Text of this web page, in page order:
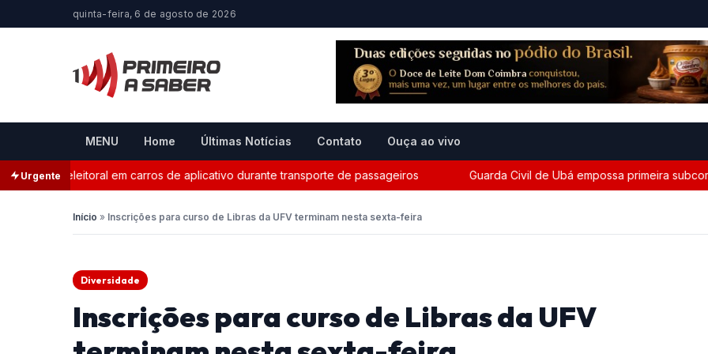
quinta-feira, 6 de agosto de 2026
MENU Home Últimas Notícias Contato Ouça ao vivo
Urgente
eleitoral em carros de aplicativo durante transporte de passageiros Guarda Civil de Ubá empossa primeira
Início » Inscrições para curso de Libras da UFV terminam nesta sexta-feira
Diversidade
Inscrições para curso de Libras da UFV